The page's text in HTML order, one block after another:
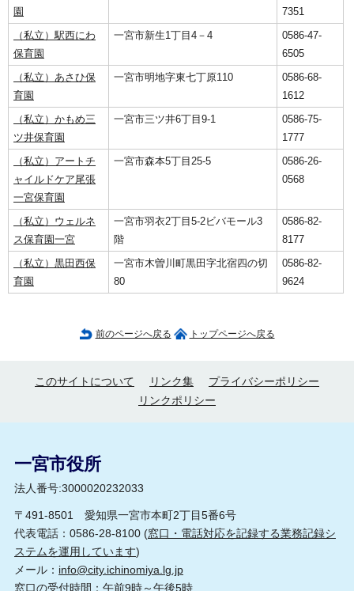
園
7351
（私立）駅西にわ
保育園
一宮市新生1丁目4－4
0586-47-
6505
（私立）あさひ保
育園
一宮市明地字東七丁原110
0586-68-
1612
（私立）かもめ三
ツ井保育園
一宮市三ツ井6丁目9-1
0586-75-
1777
（私立）アートチ
ャイルドケア尾張
一宮保育園
一宮市森本5丁目25-5
0586-26-
0568
（私立）ウェルネ
ス保育園一宮
一宮市羽衣2丁目5-2ビバモール3
階
0586-82-
8177
（私立）黒田西保
育園
一宮市木曽川町黒田字北宿四の切
80
0586-82-
9624
前のページへ戻る トップページへ戻る
このサイトについて リンク集
プライバシーポリシー
リンクポリシー
一宮市役所
法人番号:3000020232033
〒491-8501 愛知県一宮市本町2丁目5番6号
代表電話：0586-28-8100 (窓口・電話対応を記録する業務記録シ
ステムを運用しています)
メール： info@city.ichinomiya.lg.jp
窓口の受付時間：午前9時～午後5時